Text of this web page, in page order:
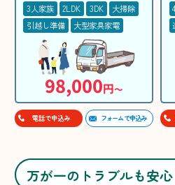
3人家族 2LDK 3DK
大掃除
引越し準備
大型家具家電
98,000円〜
電話で申込み フォームで申込み
万が一のトラブルも安心